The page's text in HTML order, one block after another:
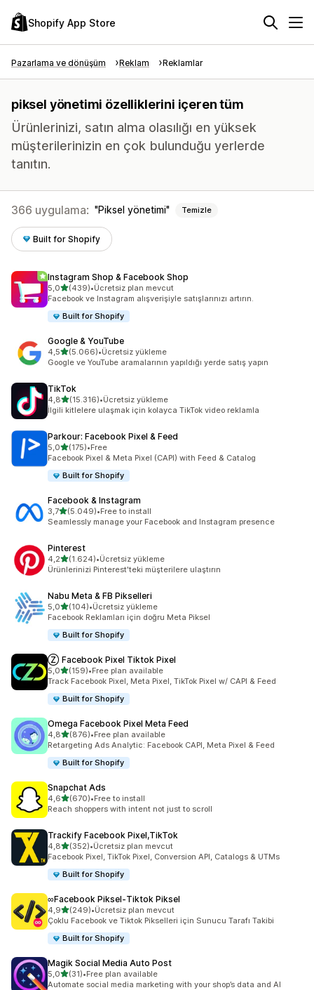
Shopify App Store
Pazarlama ve dönüşüm Reklam Reklamlar
piksel yönetimi özelliklerini içeren tüm
Ürünlerinizi, satın alma olasılığı en yüksek
müşterilerinizin en çok bulunduğu yerlerde
tanıtın.
366 uygulama: Piksel yönetimi Temizle
Built for Shopify
Instagram Shop & Facebook Shop
5,05 yıldız üzerinden
(439)
toplam 439 değerlendirme
•Ücretsiz plan mevcut
Facebook ve Instagram alışverişiyle satışlarınızı artırın.
Built for Shopify
Google & YouTube
4,55 yıldız üzerinden
(5.066)
toplam 5066 değerlendirme
•Ücretsiz yükleme
Google ve YouTube aramalarının yapıldığı yerde satış yapın
TikTok
4,85 yıldız üzerinden
(15.316)
toplam 15316 değerlendirme
•Ücretsiz yükleme
İlgili kitlelere ulaşmak için kolayca TikTok video reklamla
Parkour: Facebook Pixel & Feed
5,05 yıldız üzerinden
(175)
toplam 175 değerlendirme
•Free
Facebook Pixel & Meta Pixel (CAPI) with Feed & Catalog
Built for Shopify
Facebook & Instagram
3,75 yıldız üzerinden
(5.049)
toplam 5049 değerlendirme
•Free to install
Seamlessly manage your Facebook and Instagram presence
Pinterest
4,25 yıldız üzerinden
(1.624)
toplam 1624 değerlendirme
•Ücretsiz yükleme
Ürünlerinizi Pinterest'teki müşterilere ulaştırın
Nabu Meta & FB Pikselleri
5,05 yıldız üzerinden
(104)
toplam 104 değerlendirme
•Ücretsiz yükleme
Facebook Reklamları için doğru Meta Piksel
Built for Shopify
Ⓩ Facebook Pixel Tiktok Pixel
5,05 yıldız üzerinden
(159)
toplam 159 değerlendirme
•Free plan available
Track Facebook Pixel, Meta Pixel, TikTok Pixel w/ CAPI & Feed
Built for Shopify
Omega Facebook Pixel Meta Feed
4,85 yıldız üzerinden
(876)
toplam 876 değerlendirme
•Free plan available
Retargeting Ads Analytic: Facebook CAPI, Meta Pixel & Feed
Built for Shopify
Snapchat Ads
4,65 yıldız üzerinden
(670)
toplam 670 değerlendirme
•Free to install
Reach shoppers with intent not just to scroll
Trackify Facebook Pixel,TikTok
4,85 yıldız üzerinden
(352)
toplam 352 değerlendirme
•Ücretsiz plan mevcut
Facebook Pixel, TikTok Pixel, Conversion API, Catalogs & UTMs
Built for Shopify
∞Facebook Piksel‑Tiktok Piksel
4,95 yıldız üzerinden
(249)
toplam 249 değerlendirme
•Ücretsiz plan mevcut
Çoklu Facebook ve Tiktok Pikselleri için Sunucu Tarafı Takibi
Built for Shopify
Magik Social Media Auto Post
5,05 yıldız üzerinden
(31)
toplam 31 değerlendirme
•Free plan available
Automate social media marketing with your shop’s data and AI